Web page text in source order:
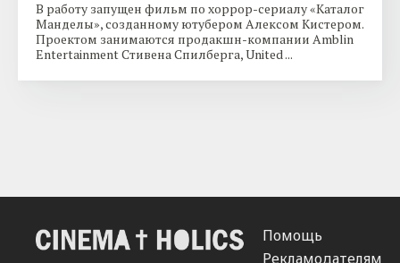
В работу запущен фильм по хоррор-сериалу «Каталог
Манделы», созданному ютубером Алексом Кистером.
Проектом занимаются продакшн-компании Amblin
Entertainment Стивена Спилберга, United ...
Помощь
Рекламодателям